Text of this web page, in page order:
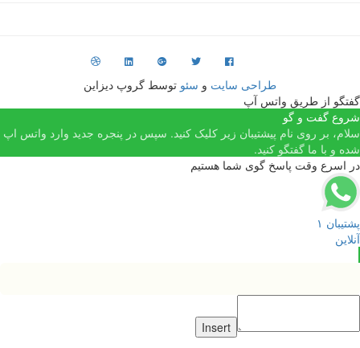
طراحی سایت و سئو توسط گروپ دیزاین
از طریق واتس آپ
گفت و گو
بر روی نام پیشتیبان زیر کلیک کنید. سپس در پنجره جدید وارد واتس اپ
و با ما گفتگو کنید.
اسرع وقت پاسخ گوی شما هستیم
۱
Insert